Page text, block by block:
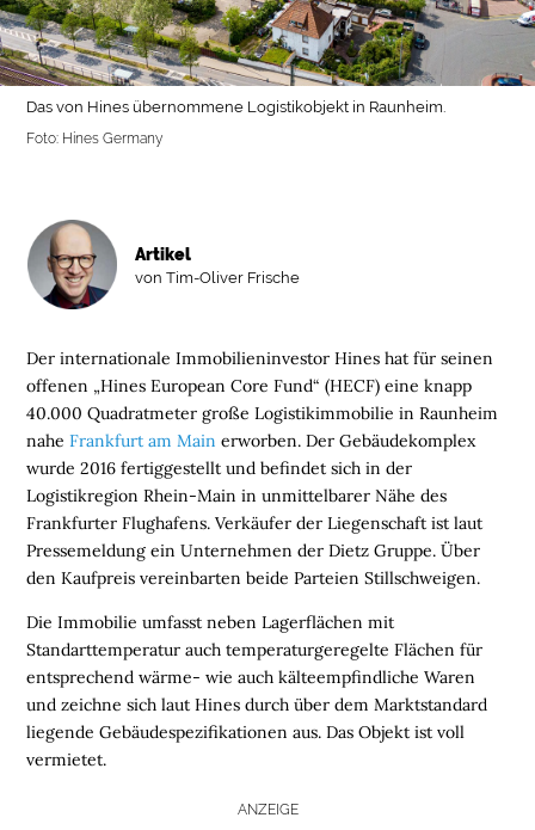
Das von Hines übernommene Logistikobjekt in Raunheim.
Foto: Hines Germany
Der internationale Immobilieninvestor Hines hat für seinen
offenen „Hines European Core Fund“ (HECF) eine knapp
40.000 Quadratmeter große Logistikimmobilie in Raunheim
naheFrankfurt am Main erworben. Der Gebäudekomplex
wurde 2016 fertiggestellt und befindet sich in der
Logistikregion Rhein-Main in unmittelbarer Nähe des
Frankfurter Flughafens. Verkäufer der Liegenschaft ist laut
Pressemeldung ein Unternehmen der Dietz Gruppe. Über
den Kaufpreis vereinbarten beide Parteien Stillschweigen.
Die Immobilie umfasst neben Lagerflächen mit
Standarttemperatur auch temperaturgeregelte Flächen für
entsprechend wärme- wie auch kälteempfindliche Waren
und zeichne sich laut Hines durch über dem Marktstandard
liegende Gebäudespezifikationen aus. Das Objekt ist voll
vermietet.
Artikel
von Tim-Oliver Frische
ANZEIGE